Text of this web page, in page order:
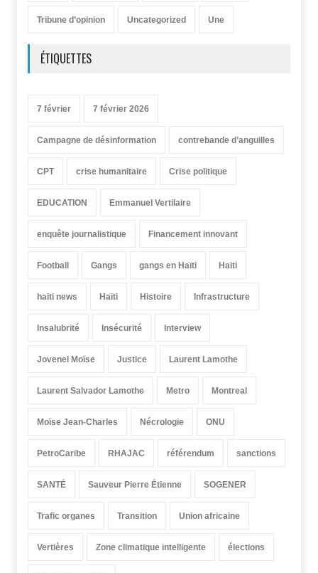
Tribune d’opinion Uncategorized Une
ÉTIQUETTES
7 février 7 février 2026
Campagne de désinformation contrebande d’anguilles
CPT crise humanitaire Crise politique
EDUCATION Emmanuel Vertilaire
enquête journalistique Financement innovant
Football Gangs gangs en Haïti Haiti
haiti news Haïti Histoire Infrastructure
Insalubrité Insécurité Interview
Jovenel Moïse Justice Laurent Lamothe
Laurent Salvador Lamothe Metro Montreal
Moïse Jean-Charles Nécrologie ONU
PetroCaribe RHAJAC référendum sanctions
SANTÉ Sauveur Pierre Étienne SOGENER
Trafic organes Transition Union africaine
Vertières Zone climatique intelligente élections